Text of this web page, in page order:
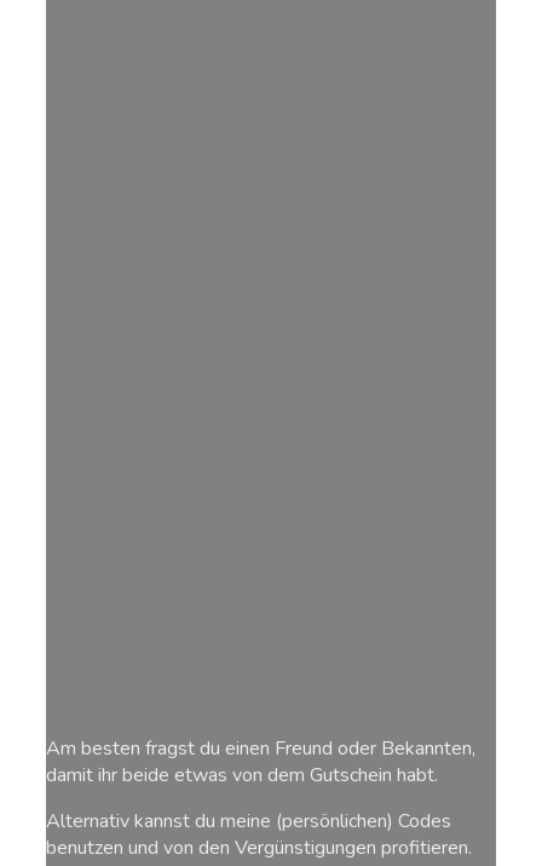
Am besten fragst du einen Freund oder Bekannten,
damit ihr beide etwas von dem Gutschein habt.
Alternativ kannst du meine (persönlichen) Codes
benutzen und von den Vergünstigungen profitieren.